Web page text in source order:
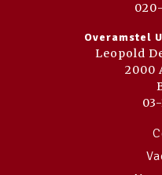
Overamstel
Leopold
2000